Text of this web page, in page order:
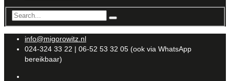
info@migorowitz.nl
024-324 33 22 | 06-52 53 32 05 (ook via WhatsApp
bereikbaar)